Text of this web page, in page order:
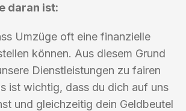
daran ist:
Umzüge oft eine finanzielle
können. Aus diesem Grund
Dienstleistungen zu fairen
ist wichtig, dass du dich auf uns
und gleichzeitig dein Geldbeutel